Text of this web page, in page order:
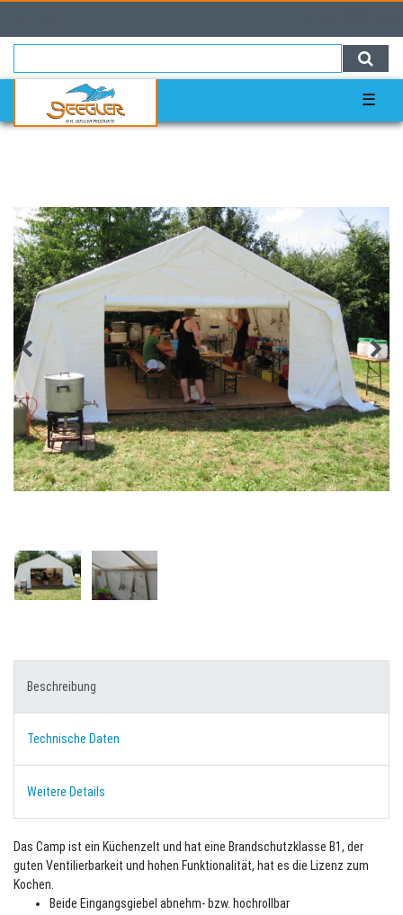
☰
Beschreibung
Technische Daten
Weitere Details
Das Camp ist ein Küchenzelt und hat eine Brandschutzklasse B1, der
guten Ventilierbarkeit und hohen Funktionalität, hat es die Lizenz zum
Kochen.
Beide Eingangsgiebel abnehm- bzw. hochrollbar